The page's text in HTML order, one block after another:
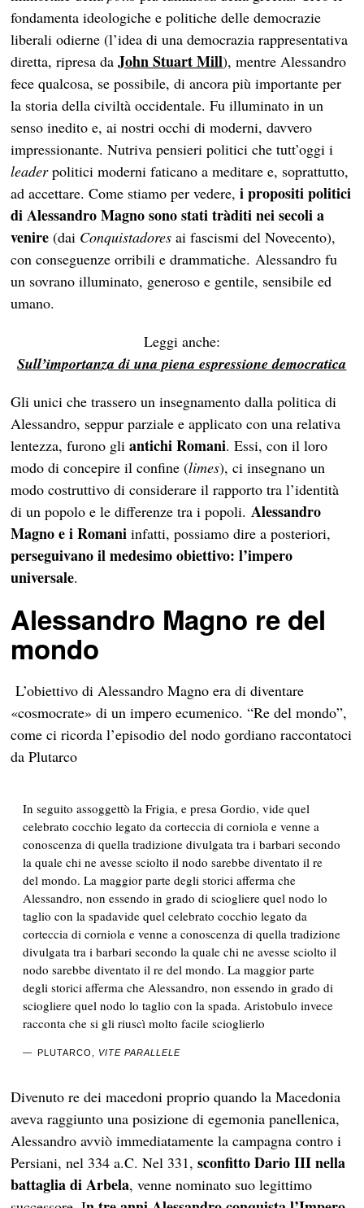
fondamenta ideologiche e politiche delle democrazie
liberali odierne (l’idea di una democrazia rappresentativa
diretta, ripresa daJohn Stuart Mill), mentre Alessandro
fece qualcosa, se possibile, di ancora più importante per
la storia della civiltà occidentale. Fu illuminato in un
senso inedito e, ai nostri occhi di moderni, davvero
impressionante. Nutriva pensieri politici che tutt’oggi i
leaderpolitici moderni faticano a meditare e, soprattutto,
ad accettare. Come stiamo per vedere,i propositi politici
di Alessandro Magno sono stati tràditi nei secoli a
venire (dai Conquistadores ai fascismi del Novecento),
con conseguenze orribili e drammatiche. Alessandro fu
un sovrano illuminato, generoso e gentile, sensibile ed
umano.
Leggi anche:
Sull’importanza di una piena espressione democratica
Gli unici che trassero un insegnamento dalla politica di
Alessandro, seppur parziale e applicato con una relativa
lentezza, furono gliantichi Romani. Essi, con il loro
modo di concepire il confine (limes), ci insegnano un
modo costruttivo di considerare il rapporto tra l’identità
di un popolo e le differenze tra i popoli.Alessandro
Magno e i Romani infatti, possiamo dire a posteriori,
perseguivano il medesimo obiettivo: l’impero
universale.
Alessandro Magno re del
mondo
L’obiettivo di Alessandro Magno era di diventare
«cosmocrate» di un impero ecumenico. “Re del mondo”,
come ci ricorda l’episodio del nodo gordiano raccontatoci
da Plutarco
In seguito assoggettò la Frigia, e presa Gordio, vide quel
celebrato cocchio legato da corteccia di corniola e venne a
conoscenza di quella tradizione divulgata tra i barbari secondo
la quale chi ne avesse sciolto il nodo sarebbe diventato il re
del mondo. La maggior parte degli storici afferma che
Alessandro, non essendo in grado di sciogliere quel nodo lo
taglio con la spadavide quel celebrato cocchio legato da
corteccia di corniola e venne a conoscenza di quella tradizione
divulgata tra i barbari secondo la quale chi ne avesse sciolto il
nodo sarebbe diventato il re del mondo. La maggior parte
degli storici afferma che Alessandro, non essendo in grado di
sciogliere quel nodo lo taglio con la spada. Aristobulo invece
racconta che si gli riuscì molto facile scioglierlo
PLUTARCO, VITE PARALLELE
Divenuto re dei macedoni proprio quando la Macedonia
aveva raggiunto una posizione di egemonia panellenica,
Alessandro avviò immediatamente la campagna contro i
Persiani, nel 334 a.C. Nel 331,sconfitto Dario III nella
battaglia di Arbela, venne nominato suo legittimo